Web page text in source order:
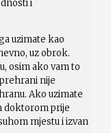
i
uzimate kao
uz obrok.
osim ako vam to
nije
Ako uzimate
doktorom prije
mjestu i izvan